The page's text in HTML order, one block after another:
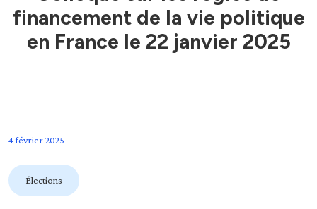
financement de la vie politique
en France le 22 janvier 2025
4 février 2025
Élections